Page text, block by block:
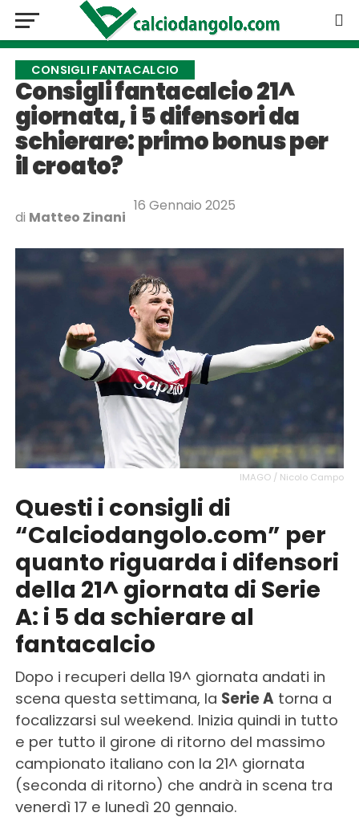
CONSIGLI FANTACALCIO
Consigli fantacalcio 21^
giornata, i 5 difensori da
schierare: primo bonus per
il croato?
di Matteo Zinani
16 Gennaio 2025
IMAGO / Nicolo Campo
Questi i consigli di
“Calciodangolo.com” per
quanto riguarda i difensori
della 21^ giornata di Serie
A: i 5 da schierare al
fantacalcio
Dopo i recuperi della 19^ giornata andati in
scena questa settimana, la Serie A torna a
focalizzarsi sul weekend. Inizia quindi in tutto
e per tutto il girone di ritorno del massimo
campionato italiano con la 21^ giornata
(seconda di ritorno) che andrà in scena tra
venerdì 17 e lunedì 20 gennaio.